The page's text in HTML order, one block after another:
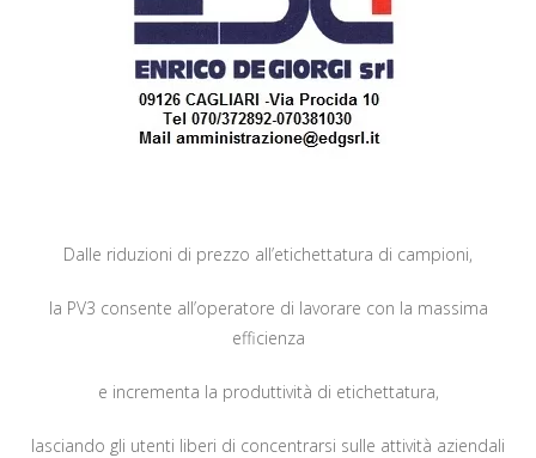
Dalle riduzioni di prezzo all’etichettatura di campioni,
la PV3 consente all’operatore di lavorare con la massima
efficienza
e incrementa la produttività di etichettatura,
lasciando gli utenti liberi di concentrarsi sulle attività aziendali